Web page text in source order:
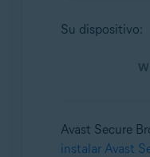
Su dispositivo:
Avast Secure
instalar Avast